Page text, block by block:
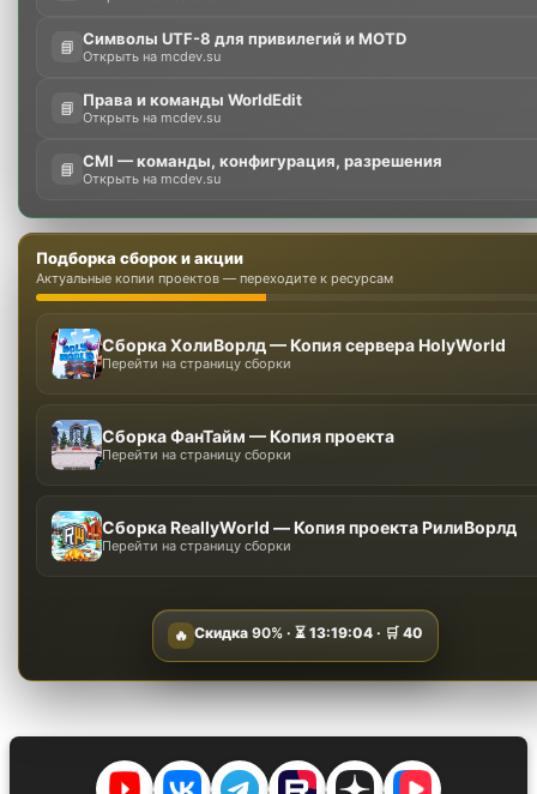
📘 Символы UTF-8 для привилегий и MOTD
Открыть на mcdev.su
📘 Права и команды WorldEdit
Открыть на mcdev.su
📘 CMI — команды, конфигурация, разрешения
Открыть на mcdev.su
Подборка сборок и акции
Актуальные копии проектов — переходите к ресурсам
Сборка ХолиВорлд — Копия сервера HolyWorld
Перейти на страницу сборки
Сборка ФанТайм — Копия проекта
Перейти на страницу сборки
Сборка ReallyWorld — Копия проекта РилиВорлд
Перейти на страницу сборки
🔥 Скидка 90%· ⏳ 13:19:03· 🛒 40